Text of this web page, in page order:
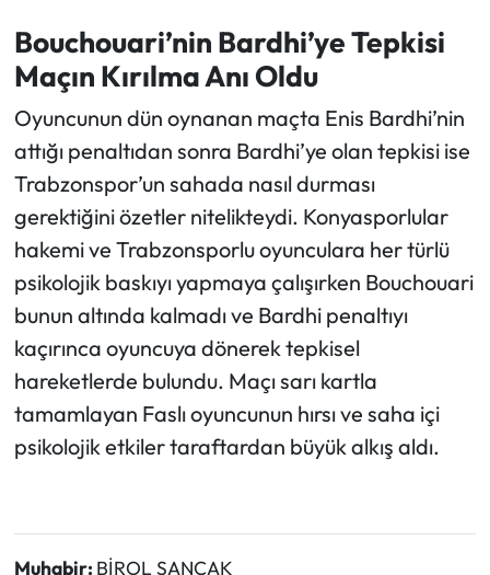
Bouchouari’nin Bardhi’ye Tepkisi
Maçın Kırılma Anı Oldu
Oyuncunun dün oynanan maçta Enis Bardhi’nin
attığı penaltıdan sonra Bardhi’ye olan tepkisi ise
Trabzonspor’un sahada nasıl durması
gerektiğini özetler nitelikteydi. Konyasporlular
hakemi ve Trabzonsporlu oyunculara her türlü
psikolojik baskıyı yapmaya çalışırken Bouchouari
bunun altında kalmadı ve Bardhi penaltıyı
kaçırınca oyuncuya dönerek tepkisel
hareketlerde bulundu. Maçı sarı kartla
tamamlayan Faslı oyuncunun hırsı ve saha içi
psikolojik etkiler taraftardan büyük alkış aldı.
Muhabir: BİROL SANCAK